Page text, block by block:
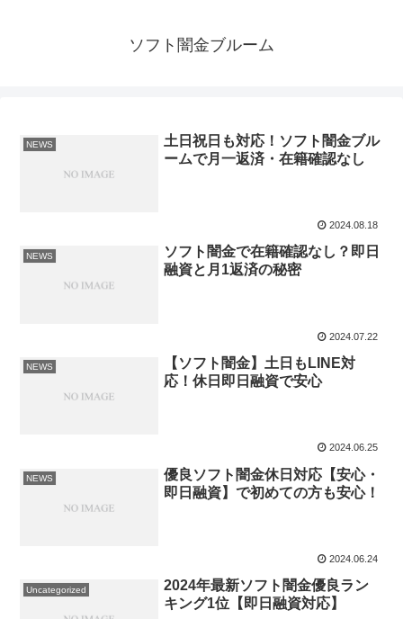
ソフト闇金ブルーム
NEWS
土日祝日も対応！ソフト闇金ブル
ームで月一返済・在籍確認なし
2024.08.18
NEWS
ソフト闇金で在籍確認なし？即日
融資と月1返済の秘密
2024.07.22
NEWS
【ソフト闇金】土日もLINE対
応！休日即日融資で安心
2024.06.25
NEWS
優良ソフト闇金休日対応【安心・
即日融資】で初めての方も安心！
2024.06.24
Uncategorized
2024年最新ソフト闇金優良ラン
キング1位【即日融資対応】